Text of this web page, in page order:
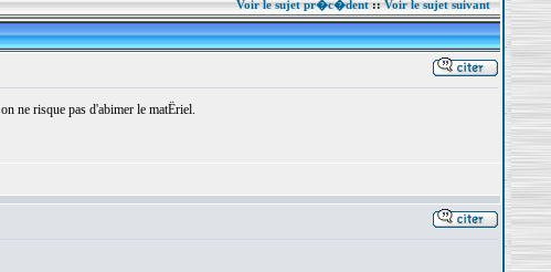
Voir le sujet pr�c�dent::Voir le sujet suivant
ne risque pas d'abimer le matËriel.